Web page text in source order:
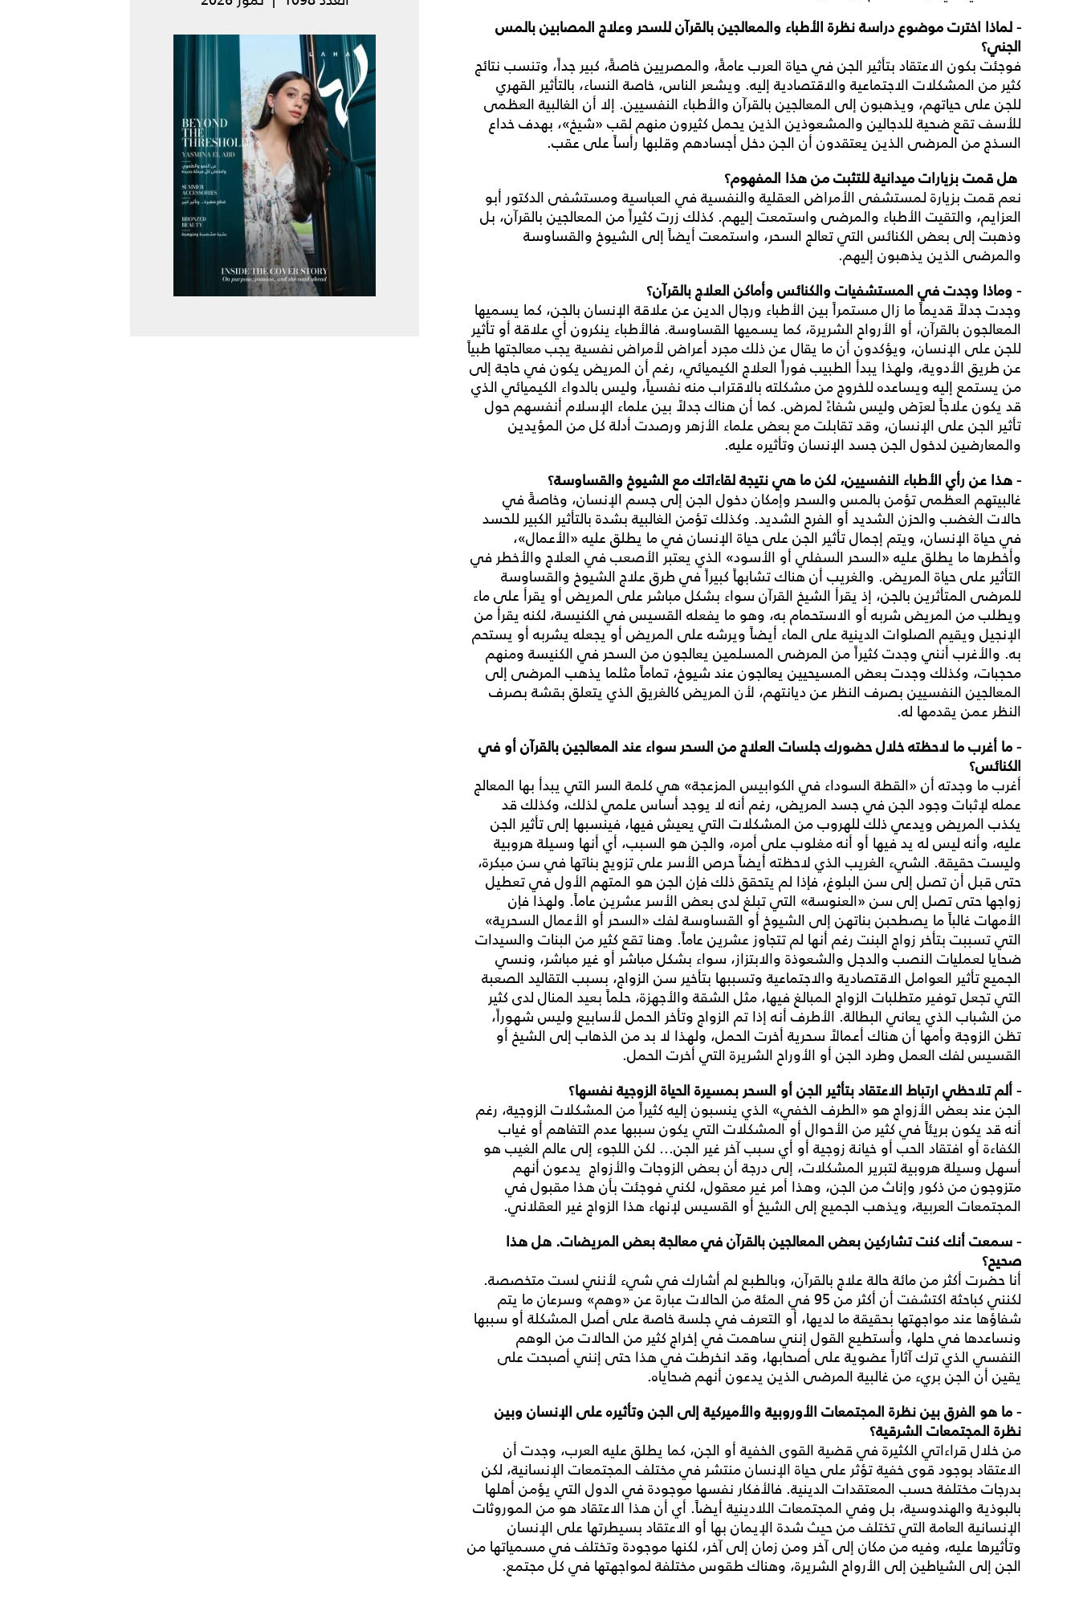
- لماذا اخترت موضوع دراسة نظرة الأطباء والمعالجين بالقرآن للسحر وعلاج المصابين بالمس
الجني؟
فوجئت بكون الاعتقاد بتأثير الجن في حياة العرب عامةً، والمصريين خاصةً، كبير جداً، وتنسب نتائج
كثير من المشكلات الاجتماعية والاقتصادية إليه. ويشعر الناس، خاصة النساء، بالتأثير القهري
للجن على حياتهم، ويذهبون إلى المعالجين بالقرآن والأطباء النفسيين. إلا أن الغالبية العظمى
للأسف تقع ضحية للدجالين والمشعوذين الذين يحمل كثيرون منهم لقب «شيخ»، بهدف خداع
السذج من المرضى الذين يعتقدون أن الجن دخل أجسادهم وقلبها رأساً على عقب.
هل قمت بزيارات ميدانية للتثبت من هذا المفهوم؟
نعم قمت بزيارة لمستشفى الأمراض العقلية والنفسية في العباسية ومستشفى الدكتور أبو
العزايم، والتقيت الأطباء والمرضى واستمعت إليهم. كذلك زرت كثيراً من المعالجين بالقرآن، بل
وذهبت إلى بعض الكنائس التي تعالج السحر، واستمعت أيضاً إلى الشيوخ والقساوسة
والمرضى الذين يذهبون إليهم.
- وماذا وجدت في المستشفيات والكنائس وأماكن العلاج بالقرآن؟
وجدت جدلاً قديماً ما زال مستمراً بين الأطباء ورجال الدين عن علاقة الإنسان بالجن، كما يسميها
المعالجون بالقرآن، أو الأرواح الشريرة، كما يسميها القساوسة. فالأطباء ينكرون أي علاقة أو تأثير
للجن على الإنسان، ويؤكدون أن ما يقال عن ذلك مجرد أعراض لأمراض نفسية يجب معالجتها طبياً
عن طريق الأدوية، ولهذا يبدأ الطبيب فوراً العلاج الكيميائي، رغم أن المريض يكون في حاجة إلى
من يستمع إليه ويساعده للخروج من مشكلته بالاقتراب منه نفسياً، وليس بالدواء الكيميائي الذي
قد يكون علاجاً لعرَض وليس شفاءً لمرض. كما أن هناك جدلاً بين علماء الإسلام أنفسهم حول
تأثير الجن على الإنسان، وقد تقابلت مع بعض علماء الأزهر ورصدت أدلة كل من المؤيدين
والمعارضين لدخول الجن جسد الإنسان وتأثيره عليه.
- هذا عن رأي الأطباء النفسيين، لكن ما هي نتيجة لقاءاتك مع الشيوخ والقساوسة؟
غالبيتهم العظمى تؤمن بالمس والسحر وإمكان دخول الجن إلى جسم الإنسان، وخاصةً في
حالات الغضب والحزن الشديد أو الفرح الشديد. وكذلك تؤمن الغالبية بشدة بالتأثير الكبير للحسد
في حياة الإنسان، ويتم إجمال تأثير الجن على حياة الإنسان في ما يطلق عليه «الأعمال»،
وأخطرها ما يطلق عليه «السحر السفلي أو الأسود» الذي يعتبر الأصعب في العلاج والأخطر في
التأثير على حياة المريض. والغريب أن هناك تشابهاً كبيراً في طرق علاج الشيوخ والقساوسة
للمرضى المتأثرين بالجن، إذ يقرأ الشيخ القرآن سواء بشكل مباشر على المريض أو يقرأ على ماء
ويطلب من المريض شربه أو الاستحمام به، وهو ما يفعله القسيس في الكنيسة، لكنه يقرأ من
الإنجيل ويقيم الصلوات الدينية على الماء أيضاً ويرشه على المريض أو يجعله يشربه أو يستحم
به. والأغرب أنني وجدت كثيراً من المرضى المسلمين يعالجون من السحر في الكنيسة ومنهم
محجبات، وكذلك وجدت بعض المسيحيين يعالجون عند شيوخ، تماماً مثلما يذهب المرضى إلى
المعالجين النفسيين بصرف النظر عن ديانتهم، لأن المريض كالغريق الذي يتعلق بقشة بصرف
النظر عمن يقدمها له.
- ما أغرب ما لاحظته خلال حضورك جلسات العلاج من السحر سواء عند المعالجين بالقرآن أو في
الكنائس؟
أغرب ما وجدته أن «القطة السوداء في الكوابيس المزعجة» هي كلمة السر التي يبدأ بها المعالج
عمله لإثبات وجود الجن في جسد المريض، رغم أنه لا يوجد أساس علمي لذلك، وكذلك قد
يكذب المريض ويدعي ذلك للهروب من المشكلات التي يعيش فيها، فينسبها إلى تأثير الجن
عليه، وأنه ليس له يد فيها أو أنه مغلوب على أمره، والجن هو السبب، أي أنها وسيلة هروبية
وليست حقيقة. الشيء الغريب الذي لاحظته أيضاً حرص الأسر على تزويج بناتها في سن مبكرة،
حتى قبل أن تصل إلى سن البلوغ، فإذا لم يتحقق ذلك فإن الجن هو المتهم الأول في تعطيل
زواجها حتى تصل إلى سن «العنوسة» التي تبلغ لدى بعض الأسر عشرين عاماً. ولهذا فإن
الأمهات غالباً ما يصطحبن بناتهن إلى الشيوخ أو القساوسة لفك «السحر أو الأعمال السحرية»
التي تسببت بتأخر زواج البنت رغم أنها لم تتجاوز عشرين عاماً. وهنا تقع كثير من البنات والسيدات
ضحايا لعمليات النصب والدجل والشعوذة والابتزاز، سواء بشكل مباشر أو غير مباشر، ونسي
الجميع تأثير العوامل الاقتصادية والاجتماعية وتسببها بتأخير سن الزواج، بسبب التقاليد الصعبة
التي تجعل توفير متطلبات الزواج المبالغ فيها، مثل الشقة والأجهزة، حلماً بعيد المنال لدى كثير
من الشباب الذي يعاني البطالة. الأطرف أنه إذا تم الزواج وتأخر الحمل لأسابيع وليس شهوراً،
تظن الزوجة وأمها أن هناك أعمالاً سحرية أخرت الحمل، ولهذا لا بد من الذهاب إلى الشيخ أو
القسيس لفك العمل وطرد الجن أو الأوراح الشريرة التي أخرت الحمل.
- ألم تلاحظي ارتباط الاعتقاد بتأثير الجن أو السحر بمسيرة الحياة الزوجية نفسها؟
الجن عند بعض الأزواج هو «الطرف الخفي» الذي ينسبون إليه كثيراً من المشكلات الزوجية، رغم
أنه قد يكون بريئاً في كثير من الأحوال أو المشكلات التي يكون سببها عدم التفاهم أو غياب
الكفاءة أو افتقاد الحب أو خيانة زوجية أو أي سبب آخر غير الجن... لكن اللجوء إلى عالم الغيب هو
أسهل وسيلة هروبية لتبرير المشكلات، إلى درجة أن بعض الزوجات والأزواج يدعون أنهم
متزوجون من ذكور وإناث من الجن، وهذا أمر غير معقول، لكني فوجئت بأن هذا مقبول في
المجتمعات العربية، ويذهب الجميع إلى الشيخ أو القسيس لإنهاء هذا الزواج غير العقلاني.
- سمعت أنك كنت تشاركين بعض المعالجين بالقرآن في معالجة بعض المريضات. هل هذا
صحيح؟
أنا حضرت أكثر من مائة حالة علاج بالقرآن، وبالطبع لم أشارك في شيء لأنني لست متخصصة.
لكنني كباحثة اكتشفت أن أكثر من 95 في المئة من الحالات عبارة عن «وهم» وسرعان ما يتم
شفاؤها عند مواجهتها بحقيقة ما لديها، أو التعرف في جلسة خاصة على أصل المشكلة أو سببها
ونساعدها في حلها، وأستطيع القول إنني ساهمت في إخراج كثير من الحالات من الوهم
النفسي الذي ترك آثاراً عضوية على أصحابها، وقد انخرطت في هذا حتى إنني أصبحت على
يقين أن الجن بريء من غالبية المرضى الذين يدعون أنهم ضحاياه.
- ما هو الفرق بين نظرة المجتمعات الأوروبية والأميركية إلى الجن وتأثيره على الإنسان وبين
نظرة المجتمعات الشرقية؟
من خلال قراءاتي الكثيرة في قضية القوى الخفية أو الجن، كما يطلق عليه العرب، وجدت أن
الاعتقاد بوجود قوى خفية تؤثر على حياة الإنسان منتشر في مختلف المجتمعات الإنسانية، لكن
بدرجات مختلفة حسب المعتقدات الدينية. فالأفكار نفسها موجودة في الدول التي يؤمن أهلها
بالبوذية والهندوسية، بل وفي المجتمعات اللادينية أيضاً. أي أن هذا الاعتقاد هو من الموروثات
الإنسانية العامة التي تختلف من حيث شدة الإيمان بها أو الاعتقاد بسيطرتها على الإنسان
وتأثيرها عليه، وفيه من مكان إلى آخر ومن زمان إلى آخر، لكنها موجودة وتختلف في مسمياتها من
الجن إلى الشياطين إلى الأرواح الشريرة، وهناك طقوس مختلفة لمواجهتها في كل مجتمع.